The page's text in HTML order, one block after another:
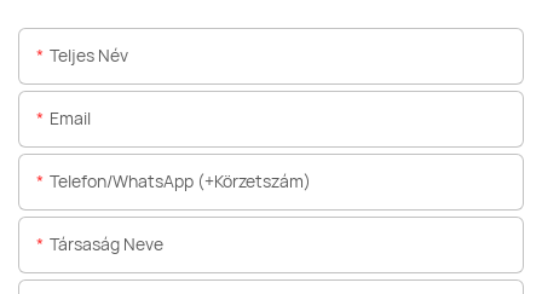
Teljes Név
Email
Telefon/WhatsApp (+körzetszám)
Társaság Neve